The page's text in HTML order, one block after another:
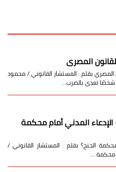
المصري
بقلم : المستشار القانوني / محمود
تعدى بالضرب…
المدني أمام محكمة
الجنح؟ بقلم : المستشار القانوني /
محكمة …